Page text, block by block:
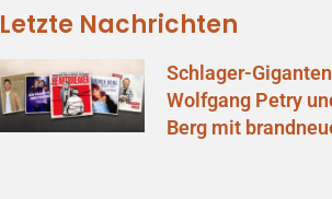
Letzte Nachrichten
Schlager-
Wolfgang Petry
Berg mit